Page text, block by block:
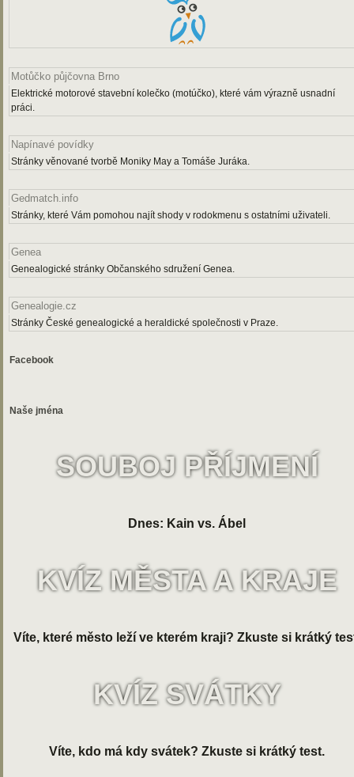
Motůčko půjčovna Brno
Elektrické motorové stavební kolečko (motúčko), které vám výrazně usnadní
práci.
Napínavé povídky
Stránky věnované tvorbě Moniky May a Tomáše Juráka.
Gedmatch.info
Stránky, které Vám pomohou najít shody v rodokmenu s ostatními uživateli.
Genea
Genealogické stránky Občanského sdružení Genea.
Genealogie.cz
Stránky České genealogické a heraldické společnosti v Praze.
Facebook
Naše jména
SOUBOJ PŘÍJMENÍ
Dnes: Kain vs. Ábel
KVÍZ MĚSTA A KRAJE
Víte, které město leží ve kterém kraji? Zkuste si krátký
KVÍZ SVÁTKY
Víte, kdo má kdy svátek? Zkuste si krátký test.